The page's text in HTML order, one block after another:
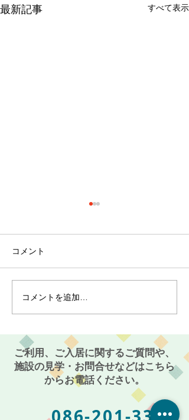
最新記事 すべて表示
最近のブーム〜小規模多
機能ホーム麻姑の小町伊
コメント
コメントを追加…
ご利用、ご入居に関するご質問や、
施設の見学・お問合せなどはこちら
からお電話ください。